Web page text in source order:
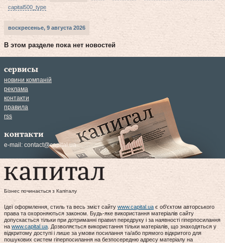
capital500_type
воскресенье, 9 августа 2026
В этом разделе пока нет новостей
сервисы
новини компаній
реклама
контакти
правила
rss
контакти
e-mail: contact@capital.ua
Бізнес починається з Капіталу
Ідеї оформлення, стиль та весь зміст сайту www.capital.ua є об'єктом авторського
права та охороняються законом. Будь-яке використання матеріалів сайту
допускається тільки при дотриманні правил передруку і за наявності гіперпосилання
на www.capital.ua . Дозволяється використання тільки матеріалів, що знаходяться у
відкритому доступі і лише за умови посилання та/або прямого відкритого для
пошукових систем гіперпосилання на безпосередню адресу матеріалу на